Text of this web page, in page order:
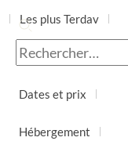
Les plus Terdav
Jour par jour
Dates et prix
Hébergement